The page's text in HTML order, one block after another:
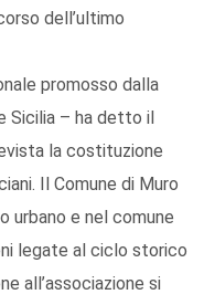
dell’ultimo
promosso dalla
Sicilia – ha detto il
la costituzione
Il Comune di Muro
urbano e nel comune
legate al ciclo storico
all’associazione si